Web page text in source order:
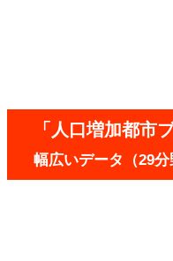
「人口増加都市
幅広いデータ（29